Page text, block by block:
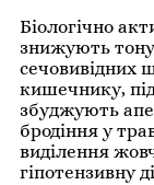
Біологічно
знижують
сечовивідних
кишечнику,
збуджують
бродіння у
виділення
гіпотензивну